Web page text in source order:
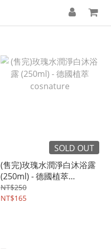
SOLD OUT
(售完)玫瑰水潤淨白沐浴露
(250ml) - 德國植萃
cosnature
NT$250
NT$165